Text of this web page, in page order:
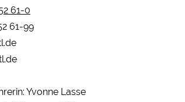
61-0
61-99
Yvonne Lasse